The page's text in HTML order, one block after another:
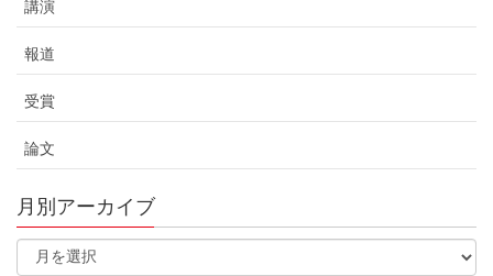
講演
報道
受賞
論文
月別アーカイブ